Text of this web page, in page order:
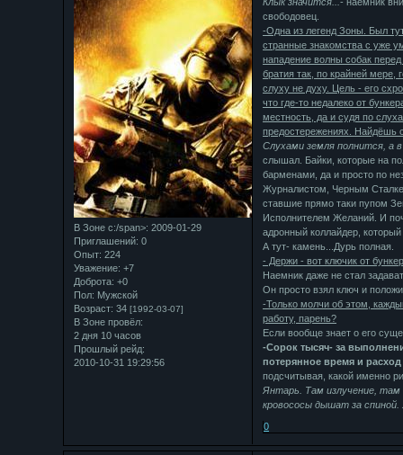
В Зоне с:/span>: 2009-01-29
Приглашений: 0
Опыт: 224
Уважение: +7
Доброта: +0
Пол: Мужской
Возраст: 34 [1992-03-07]
В Зоне провёл:
2 дня 10 часов
Прошлый рейд:
2010-10-31 19:29:56
Клык значится...- наемник
свободовец.
-Одна из легенд Зоны. Был
странные знакомства с уже
нападение волны собак
братия так, по крайней мере,
слуху не духу. Цель - его
что где-то недалеко от
местность, да и судя по
предостережениях. Найдёшь
Слухами земля полнится, а
слышал. Байки, которые на
барменами, да и просто по
Журналистом, Черным
ставшие прямо таки пупом
Исполнителем Желаний. И
адронный коллайдер, который
А тут- камень...Дурь полная.
- Держи - вот ключик от
Наемник даже не стал
Он просто взял ключ и
-Только молчи об этом,
работу, парень?
Если вообще знает о его
-Сорок тысяч- за
потерянное время и
подсчитывая, какой именно
Янтарь. Там излучение,
кровососы дышат за
0